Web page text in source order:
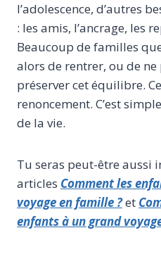
l’adolescence, d’autres
: les amis, l’ancrage, les
Beaucoup de familles
alors de rentrer, ou de
préserver cet équilibre.
renoncement. C’est
de la vie.
Tu seras peut-être aussi
articles Comment les
voyage en famille ?et
enfants à un grand